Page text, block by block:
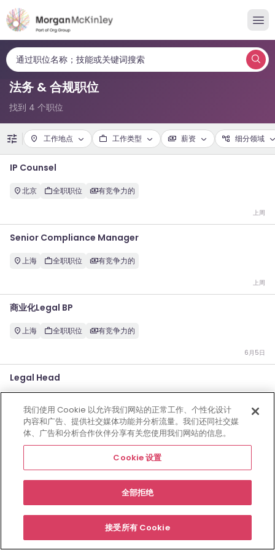
通过职位名称；技能或关键词搜索
法务 & 合规职位
找到 4 个职位
工作地点 工作类型 薪资 细分领域
IP Counsel
北京 全职职位 有竞争力的
上周
Senior Compliance Manager
上海 全职职位 有竞争力的
上周
商业化Legal BP
上海 全职职位 有竞争力的
6月5日
Legal Head
雇主网站 职位 资源中心关于合规条款Cookie 设置
2026 Morgan McKinley
我们使用 Cookie 以允许我们网站的正常工作、个性化设计
内容和广告、提供社交媒体功能并分析流量。我们还同社交媒
体、广告和分析合作伙伴分享有关您使用我们网站的信息。
Cookie 设置
全部拒绝
接受所有 Cookie